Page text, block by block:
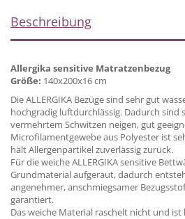
Beschreibung
Allergika sensitive Matratzenbezug
Größe: 140x200x16 cm
Die ALLERGIKA Bezüge sind sehr gut
hochgradig luftdurchlässig. Dadurch sind
vermehrtem Schwitzen neigen, gut
Microfilamentgewebe aus Polyester ist
hält Allergenpartikel zuverlässig zurück.
Für die weiche ALLERGIKA sensitive
Grundmaterial aufgeraut, dadurch
angenehmer, anschmiegsamer
garantiert.
Das weiche Material raschelt nicht und